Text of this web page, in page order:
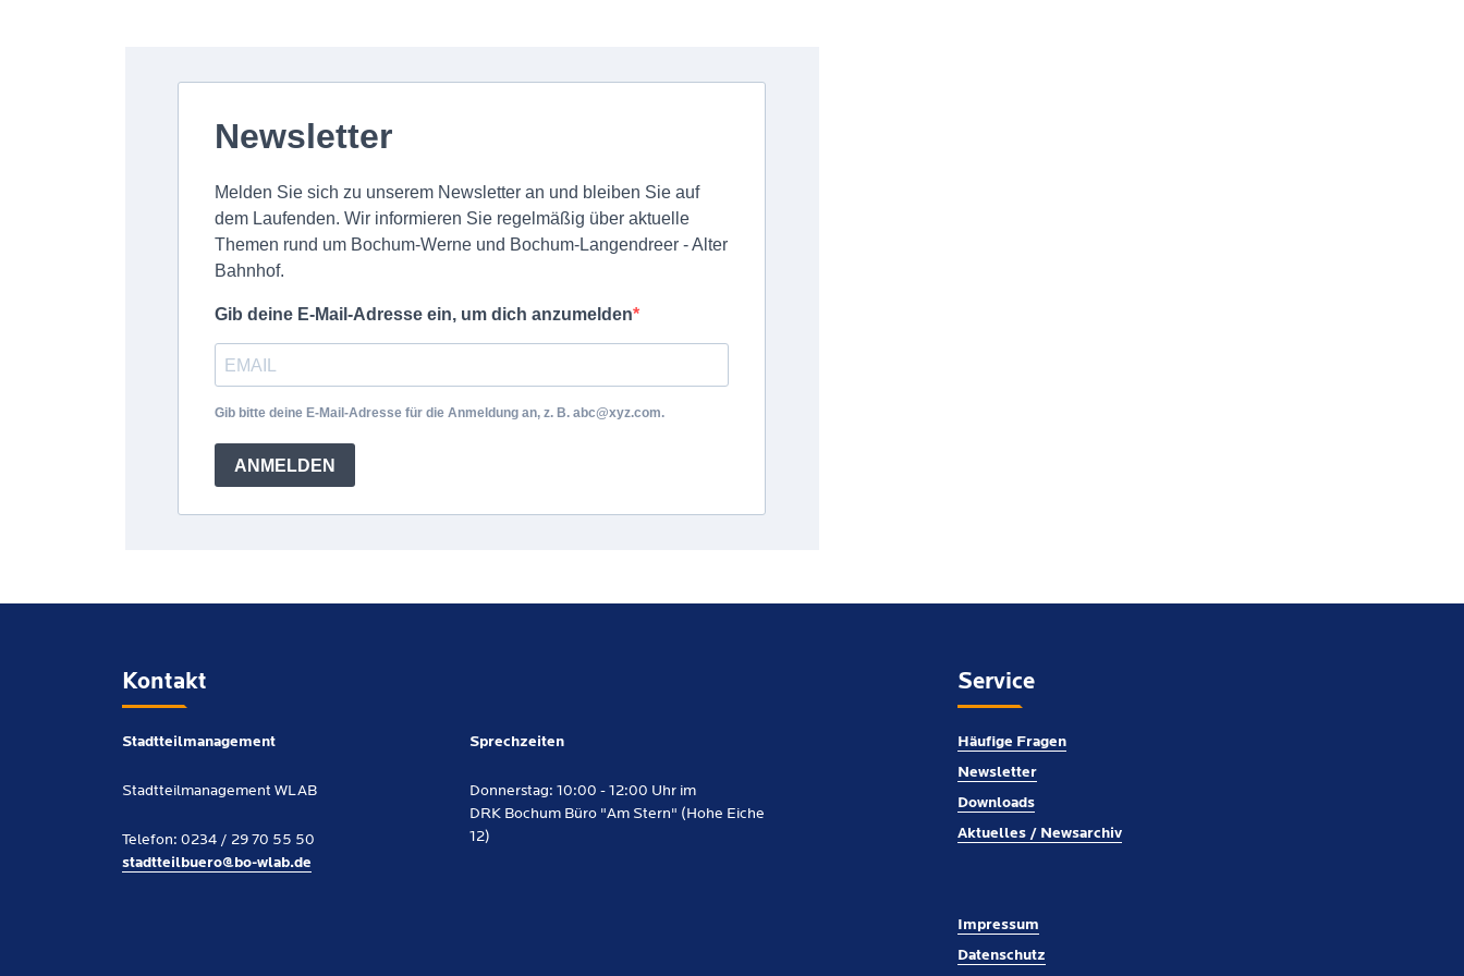
Newsletter
Melden Sie sich zu unserem Newsletter an und bleiben Sie auf
dem Laufenden. Wir informieren Sie regelmäßig über aktuelle
Themen rund um Bochum-Werne und Bochum-Langendreer - Alter
Bahnhof.
Gib deine E-Mail-Adresse ein, um dich anzumelden
Gib bitte deine E-Mail-Adresse für die Anmeldung an, z. B. abc@xyz.com.
ANMELDEN
Kontakt
Stadtteilmanagement
Stadtteilmanagement WLAB
Telefon: 0234 / 29 70 55 50
stadtteilbuero@bo-wlab.de
Sprechzeiten
Donnerstag: 10:00 - 12:00 Uhr im
DRK Bochum Büro "Am Stern" (Hohe Eiche
12)
Service
Häufige Fragen
Newsletter
Downloads
Aktuelles / Newsarchiv
Impressum
Datenschutz